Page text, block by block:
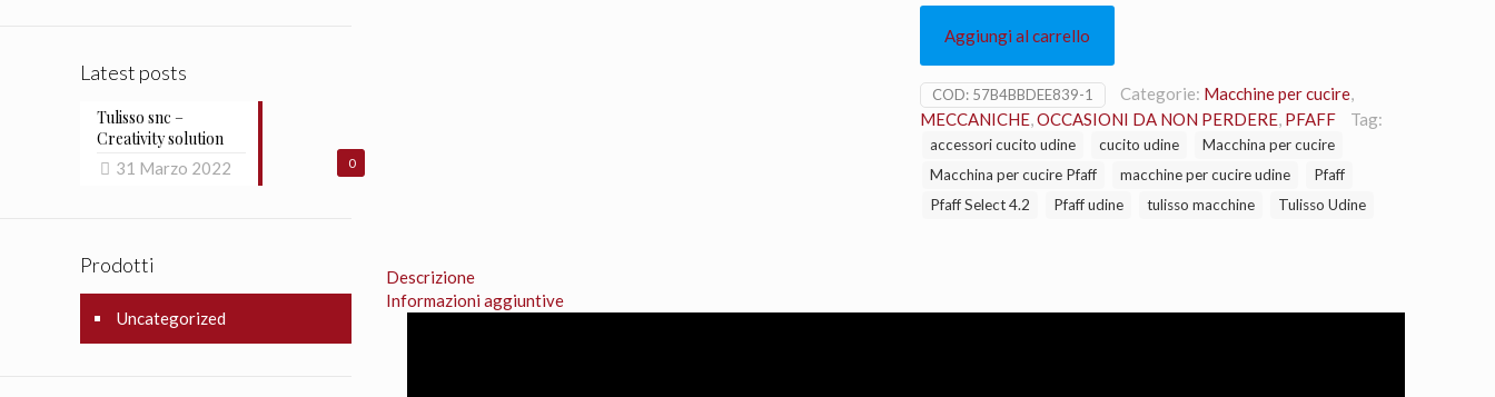
1.049,00 €.
Aggiungi al carrello
COD: 57B4BBDEE839-1 Categorie: Macchine per cucire,
MECCANICHE,OCCASIONI DA NON PERDERE, PFAFF Tag:
accessori cucito udine cucito udine
Macchina per cucire
Macchina per cucire Pfaff
macchine per cucire udine
Pfaff
Pfaff Select 4.2
Pfaff udine tulisso macchine Tulisso Udine
Descrizione
Informazioni aggiuntive
Latest posts
0
Tulisso snc –
Creativity solution
31 Marzo 2022
Prodotti
Uncategorized